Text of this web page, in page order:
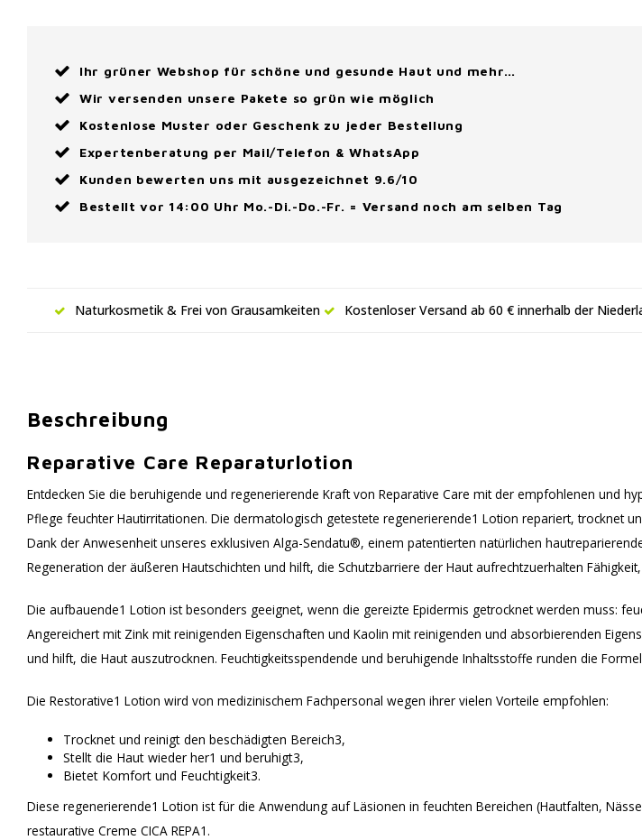
Ihr grüner Webshop für schöne und gesunde Haut und mehr…
Wir versenden unsere Pakete so grün wie möglich
Kostenlose Muster oder Geschenk zu jeder Bestellung
Expertenberatung per Mail/Telefon & WhatsApp
Kunden bewerten uns mit ausgezeichnet 9.6/10
Bestellt vor 14:00 Uhr Mo.-Di.-Do.-Fr. = Versand noch am selben Tag
Naturkosmetik & Frei von Grausamkeiten Kostenloser Versand ab 60 € innerhalb der
Beschreibung
Reparative Care Reparaturlotion
Entdecken Sie die beruhigende und regenerierende Kraft von Reparative Care mit der empfohlenen und
Pflege feuchter Hautirritationen. Die dermatologisch getestete regenerierende1 Lotion repariert, trocknet
Dank der Anwesenheit unseres exklusiven Alga-Sendatu®, einem patentierten natürlichen
Regeneration der äußeren Hautschichten und hilft, die Schutzbarriere der Haut aufrechtzuerhalten
Die aufbauende1 Lotion ist besonders geeignet, wenn die gereizte Epidermis getrocknet werden muss:
Angereichert mit Zink mit reinigenden Eigenschaften und Kaolin mit reinigenden und absorbierenden
und hilft, die Haut auszutrocknen. Feuchtigkeitsspendende und beruhigende Inhaltsstoffe runden die
Die Restorative1 Lotion wird von medizinischem Fachpersonal wegen ihrer vielen Vorteile empfohlen:
Trocknet und reinigt den beschädigten Bereich3,
Stellt die Haut wieder her1 und beruhigt3,
Bietet Komfort und Feuchtigkeit3.
Diese regenerierende1 Lotion ist für die Anwendung auf Läsionen in feuchten Bereichen (Hautfalten,
restaurative Creme CICA REPA1.